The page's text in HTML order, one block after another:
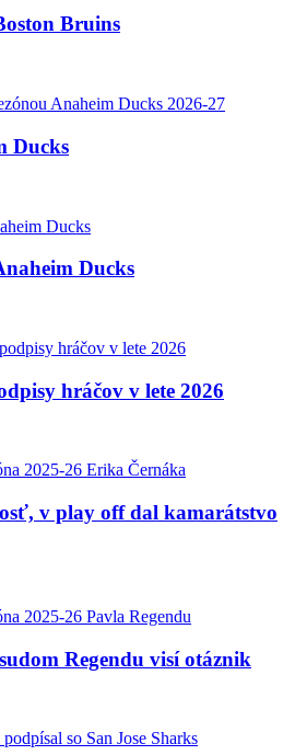
Bruins
Ducks
Ducks
hráčov v lete 2026
v play off dal kamarátstvo
Regendu visí otáznik